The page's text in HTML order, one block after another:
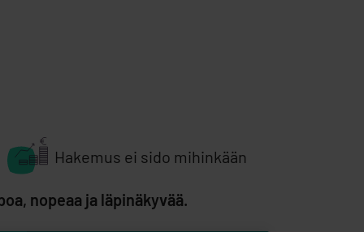
Hakemus ei sido mihinkään
nopeaa ja läpinäkyvää.